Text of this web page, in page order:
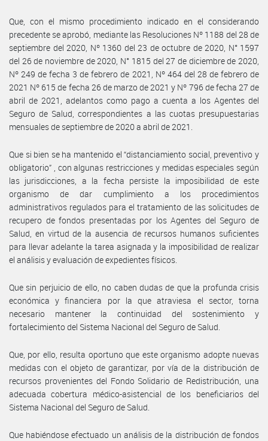
Que, con el mismo procedimiento indicado en el considerando
precedente se aprobó, mediante las Resoluciones Nº 1188 del 28 de
septiembre del 2020, Nº 1360 del 23 de octubre de 2020, N° 1597
del 26 de noviembre de 2020, N° 1815 del 27 de diciembre de 2020,
Nº 249 de fecha 3 de febrero de 2021, Nº 464 del 28 de febrero de
2021 Nº 615 de fecha 26 de marzo de 2021 y Nº 796 de fecha 27 de
abril de 2021, adelantos como pago a cuenta a los Agentes del
Seguro de Salud, correspondientes a las cuotas presupuestarias
mensuales de septiembre de 2020 a abril de 2021.
Que si bien se ha mantenido el “distanciamiento social, preventivo y
obligatorio” , con algunas restricciones y medidas especiales según
las jurisdicciones, a la fecha persiste la imposibilidad de este
organismo de dar cumplimiento a los procedimientos
administrativos regulados para el tratamiento de las solicitudes de
recupero de fondos presentadas por los Agentes del Seguro de
Salud, en virtud de la ausencia de recursos humanos suficientes
para llevar adelante la tarea asignada y la imposibilidad de realizar
el análisis y evaluación de expedientes físicos.
Que sin perjuicio de ello, no caben dudas de que la profunda crisis
económica y financiera por la que atraviesa el sector, torna
necesario mantener la continuidad del sostenimiento y
fortalecimiento del Sistema Nacional del Seguro de Salud.
Que, por ello, resulta oportuno que este organismo adopte nuevas
medidas con el objeto de garantizar, por vía de la distribución de
recursos provenientes del Fondo Solidario de Redistribución, una
adecuada cobertura médico-asistencial de los beneficiarios del
Sistema Nacional del Seguro de Salud.
Que habiéndose efectuado un análisis de la distribución de fondos